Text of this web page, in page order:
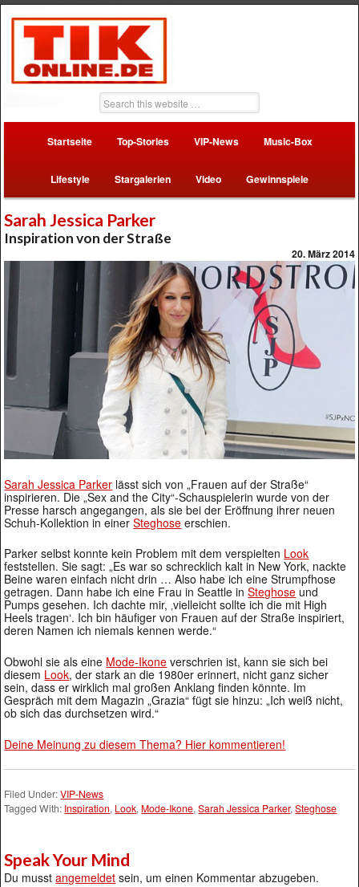
Startseite Top-Stories VIP-News Music-Box
Lifestyle Stargalerien Video Gewinnspiele
Sarah Jessica Parker
Inspiration von der Straße
20. März 2014
Sarah Jessica Parker lässt sich von „Frauen auf der Straße“
inspirieren. Die „Sex and the City“-Schauspielerin wurde von der
Presse harsch angegangen, als sie bei der Eröffnung ihrer neuen
Schuh-Kollektion in einerSteghose erschien.
Parker selbst konnte kein Problem mit dem verspielten Look
feststellen. Sie sagt: „Es war so schrecklich kalt in New York, nackte
Beine waren einfach nicht drin … Also habe ich eine Strumpfhose
getragen. Dann habe ich eine Frau in Seattle inSteghose und
Pumps gesehen. Ich dachte mir, ‚vielleicht sollte ich die mit High
Heels tragen‘. Ich bin häufiger von Frauen auf der Straße inspiriert,
deren Namen ich niemals kennen werde.“
Obwohl sie als eine Mode-Ikone verschrien ist, kann sie sich bei
diesem Look, der stark an die 1980er erinnert, nicht ganz sicher
sein, dass er wirklich mal großen Anklang finden könnte. Im
Gespräch mit dem Magazin „Grazia“ fügt sie hinzu: „Ich weiß nicht,
ob sich das durchsetzen wird.“
Deine Meinung zu diesem Thema? Hier kommentieren!
Filed Under:VIP-News
Tagged With: Inspiration, Look, Mode-Ikone,Sarah Jessica Parker,Steghose
Speak Your Mind
Du musstangemeldet sein, um einen Kommentar abzugeben.